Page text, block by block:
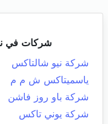
شركات في
شركة نيو شالتاكس
ياسميتاكس ش م م
شركة باو روز فاشن
شركة يوني تاكس